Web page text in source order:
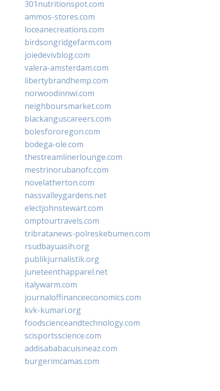
301nutritionspot.com
ammos-stores.com
loceanecreations.com
birdsongridgefarm.com
joiedevivblog.com
valera-amsterdam.com
libertybrandhemp.com
norwoodinnwi.com
neighboursmarket.com
blackanguscareers.com
bolesfororegon.com
bodega-ole.com
thestreamlinerlounge.com
mestrinorubanofc.com
novelatherton.com
nassvalleygardens.net
electjohnstewart.com
omptourtravels.com
tribratanews-polreskebumen.com
rsudbayuasih.org
publikjurnalistik.org
juneteenthapparel.net
italywarm.com
journaloffinanceeconomics.com
kvk-kumari.org
foodscienceandtechnology.com
scisportsscience.com
addisababacuisineaz.com
burgerimcamas.com